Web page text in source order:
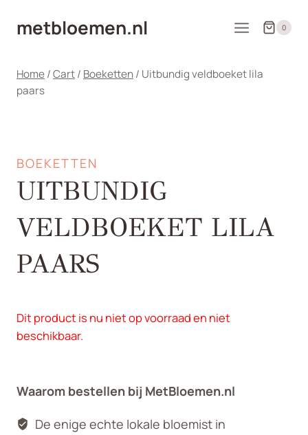
naarmetbloemen.nl 0
Home/Cart/ Boeketten/ Uitbundig veldboeket lila
paars
BOEKETTEN
UITBUNDIG
VELDBOEKET LILA
PAARS
Dit product is nu niet op voorraad en niet
beschikbaar.
Waarom bestellen bij MetBloemen.nl
De enige echte lokale bloemist in